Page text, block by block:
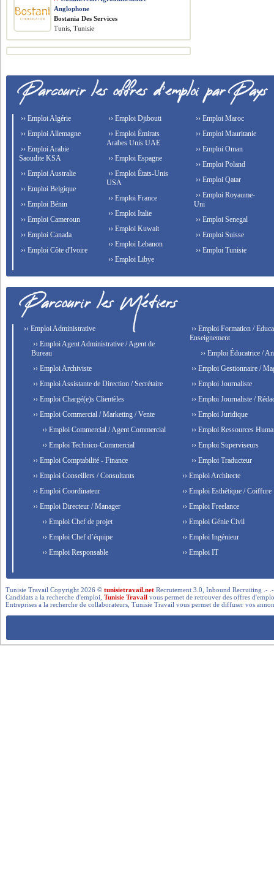
Anglophone
Bostania Des Services
Tunis, Tunisie
›› Emploi Algérie
›› Emploi Allemagne
›› Emploi Arabie
Saoudite KSA
›› Emploi Australie
›› Emploi Belgique
›› Emploi Bénin
›› Emploi Cameroun
›› Emploi Canada
›› Emploi Côte d'Ivoire
›› Emploi Djibouti
›› Emploi Émirats
Arabes Unis UAE
›› Emploi Espagne
›› Emploi États-Unis
USA
›› Emploi France
›› Emploi Italie
›› Emploi Kuwait
›› Emploi Lebanon
›› Emploi Libye
›› Emploi Maroc
›› Emploi Mauritanie
›› Emploi Oman
›› Emploi Poland
›› Emploi Qatar
›› Emploi Royaume-
Uni
›› Emploi Senegal
›› Emploi Suisse
›› Emploi Tunisie
›› Emploi Administrative
›› Emploi Agent Administrative / Agent de
Bureau
›› Emploi Archiviste
›› Emploi Assistante de Direction / Secrétaire
›› Emploi Chargé(e)s Clientèles
›› Emploi Commercial / Marketing / Vente
›› Emploi Commercial / Agent Commercial
›› Emploi Technico-Commercial
›› Emploi Comptabilité - Finance
›› Emploi Conseillers / Consultants
›› Emploi Coordinateur
›› Emploi Directeur / Manager
›› Emploi Chef de projet
›› Emploi Chef d’équipe
›› Emploi Responsable
›› Emploi Formation /
Enseignement
›› Emploi Éducatrice /
›› Emploi Gestionnaire /
›› Emploi Journaliste
›› Emploi Journaliste /
›› Emploi Juridique
›› Emploi Ressources
›› Emploi Superviseurs
›› Emploi Traducteur
›› Emploi Architecte
›› Emploi Esthétique / Coiffure
›› Emploi Freelance
›› Emploi Génie Civil
›› Emploi Ingénieur
›› Emploi IT
Tunisie Travail Copyright 2026 ©tunisietravail.net Recrutement 3.0, Inbound Recruiting .-
Candidats a la recherche d'emploi,Tunisie Travail vous permet de retrouver des offres
Entreprises a la recherche de collaborateurs, Tunisie Travail vous permet de diffuser vos